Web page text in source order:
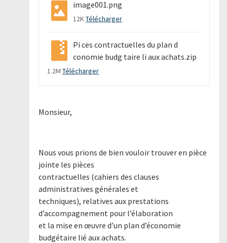
image001.png
12KTélécharger
Pi ces contractuelles du plan d
conomie budg taire li aux achats.zip
1.2M Télécharger
Monsieur,
Nous vous prions de bien vouloir trouver en pièce
jointe les pièces
contractuelles (cahiers des clauses
administratives générales et
techniques), relatives aux prestations
d’accompagnement pour l’élaboration
et la mise en œuvre d’un plan d’économie
budgétaire lié aux achats.